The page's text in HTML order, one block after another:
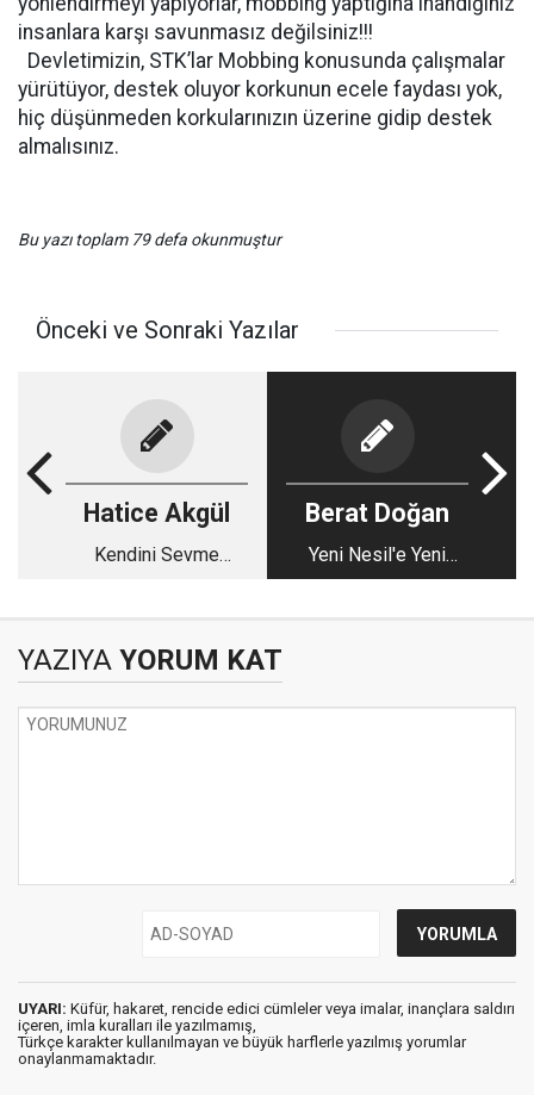
insanlara karşı savunmasız değilsiniz!!!
Devletimizin, STK’lar Mobbing konusunda çalışmalar
yürütüyor, destek oluyor korkunun ecele faydası yok,
hiç düşünmeden korkularınızın üzerine gidip destek
almalısınız.
Bu yazı toplam 79 defa okunmuştur
Önceki ve Sonraki Yazılar
Hatice Akgül
Kendini Sevme
Berat Doğan
Yeni Nesil'e Yeni
Nesil Sorular
YAZIYA YORUM KAT
UYARI: Küfür, hakaret, rencide edici cümleler veya imalar, inançlara saldırı
içeren, imla kuralları ile yazılmamış,
Türkçe karakter kullanılmayan ve büyük harflerle yazılmış yorumlar
onaylanmamaktadır.